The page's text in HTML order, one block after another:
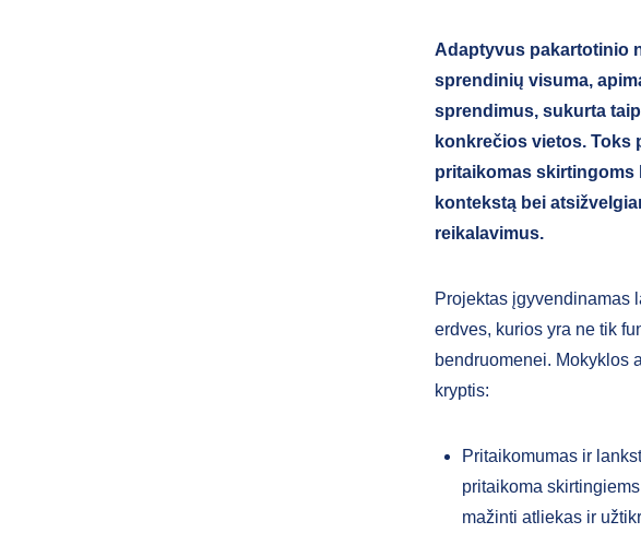
Adaptyvus pakartotinio
sprendinių visuma,
sprendimus, sukurta
konkrečios vietos. Toks
pritaikomas skirtingoms
kontekstą bei
reikalavimus.
Projektas įgyvendinamas
erdves, kurios yra ne tik
bendruomenei. Mokyklos
kryptis:
Pritaikomumas ir
pritaikoma
mažinti atliekas ir